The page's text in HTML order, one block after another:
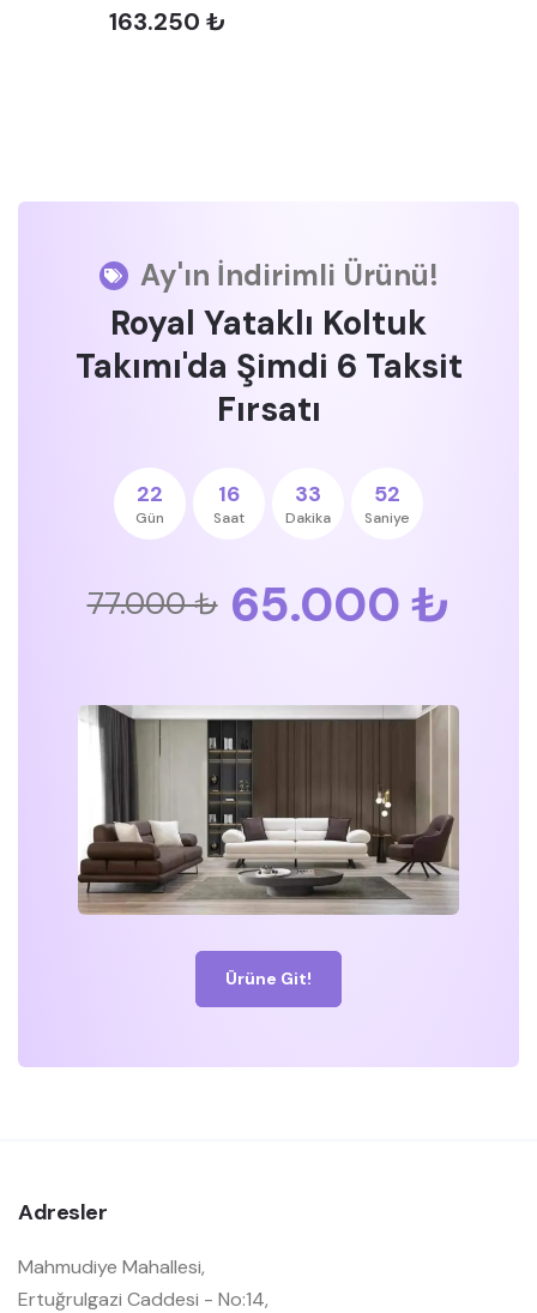
163.250 ₺
Ay'ın İndirimli Ürünü!
Royal Yataklı Koltuk
Takımı'da Şimdi 6 Taksit
Fırsatı
22
Gün
16
Saat
33
Dakika
52
Saniye
77.000 ₺ 65.000 ₺
Ürüne Git!
Adresler
Mahmudiye Mahallesi,
Ertuğrulgazi Caddesi - No:14,